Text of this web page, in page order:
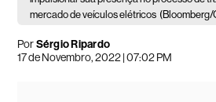
mercado de veículos elétricos (Bloomberg/
PorSérgio Ripardo
17 de Novembro, 2022 | 07:02 PM